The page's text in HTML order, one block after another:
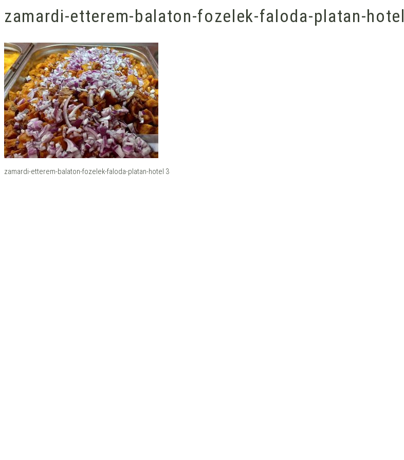
zamardi-etterem-balaton-fozelek-faloda-platan-hotel
zamardi-etterem-balaton-fozelek-faloda-platan-hotel 3